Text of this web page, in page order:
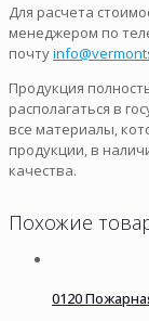
Для расчета
менеджером по
почту
Продукция
располагаться в
все материалы,
продукции, в
качества.
Похожие
0120